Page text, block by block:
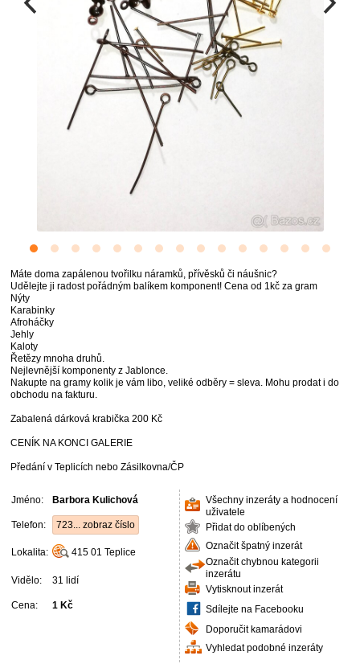
Máte doma zapálenou tvořilku náramků, přívěsků či náušnic?
Udělejte ji radost pořádným balíkem komponent! Cena od 1kč za gram
Nýty
Karabinky
Afroháčky
Jehly
Kaloty
Řetězy mnoha druhů.
Nejlevnější komponenty z Jablonce.
Nakupte na gramy kolik je vám libo, veliké odběry = sleva. Mohu prodat i do
obchodu na fakturu.
Zabalená dárková krabička 200 Kč
CENÍK NA KONCI GALERIE
Předání v Teplicích nebo Zásilkovna/ČP
Jméno: Barbora Kulichová
Telefon: 723... zobraz číslo
Lokalita: 415 01 Teplice
Vidělo: 31 lidí
Cena: 1 Kč
Všechny inzeráty a hodnocení
uživatele
Přidat do oblíbených
Označit špatný inzerát
Označit chybnou kategorii
inzerátu
Vytisknout inzerát
Sdílejte na Facebooku
Doporučit kamarádovi
Vyhledat podobné inzeráty